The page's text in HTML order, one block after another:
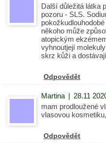
Další důležitá látka
pozoru - SLS.
někoho může
atopickým
vyhnoutjejí
skrz kůži a
Odpovědět
Martina | 28.11
mam prodloužené
vlasovou
Odpovědět